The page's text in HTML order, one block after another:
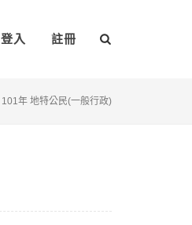
登入 註冊
101年 地特公民(一般行政)